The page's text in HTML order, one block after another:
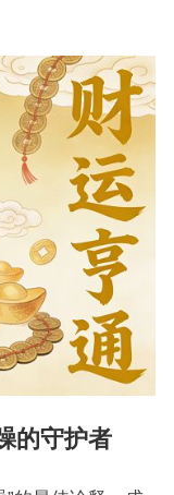
的守护者